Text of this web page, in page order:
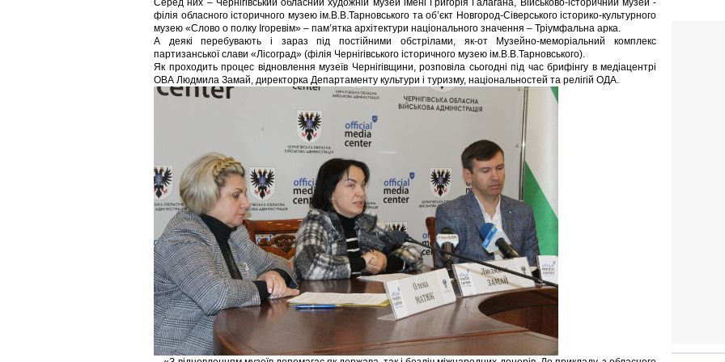
Серед них – Чернігівський обласний художній музей імені Григорія Галагана, Військово-історичний музей -
філія обласного історичного музею ім.В.В.Тарновського та об’єкт Новгород-Сіверського історико-культурного
музею «Слово о полку Ігоревім» – пам’ятка архітектури національного значення – Тріумфальна арка.
А деякі перебувають і зараз під постійними обстрілами, як-от Музейно-меморіальний комплекс
партизанської слави «Лісоград» (філія Чернігівського історичного музею ім.В.В.Тарновського).
Як проходить процес відновлення музеїв Чернігівщини, розповіла сьогодні під час брифінгу в медіацентрі
ОВА Людмила Замай, директорка Департаменту культури і туризму, національностей та релігій ОДА.